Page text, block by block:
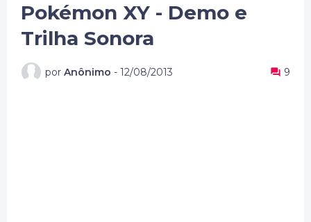
Pokémon XY - Demo e
Trilha Sonora
por Anônimo - 12/08/2013 9